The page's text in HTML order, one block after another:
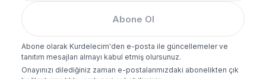
Abone Ol
Abone olarak Kurdelecim'den e-posta ile güncellemeler ve
tanıtım mesajları almayı kabul etmiş olursunuz.
Onayınızı dilediğiniz zaman e-postalarımızdaki abonelikten çık